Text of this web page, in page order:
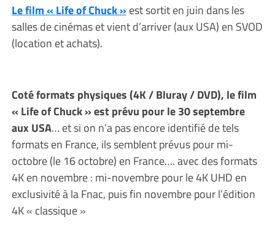
Le film « Life of Chuck »est sortit en juin dans les
salles de cinémas et vient d’arriver (aux USA) en SVOD
(location et achats).
Coté formats physiques (4K / Bluray / DVD), le film
« Life of Chuck » est prévu pour le 30 septembre
aux USA… et si on n’a pas encore identifié de tels
formats en France, ils semblent prévus pour mi-
octobre (le 16 octobre) en France…. avec des formats
4K en novembre : mi-novembre pour le 4K UHD en
exclusivité à la Fnac, puis fin novembre pour l’édition
4K « classique »